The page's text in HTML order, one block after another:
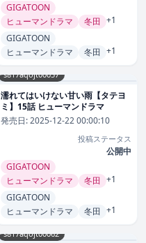
GIGATOON
ヒューマンドラマ
冬田 +1
GIGATOON
ヒューマンドラマ
冬田 +1
s817aqojt00057
濡れてはいけない甘い雨【タテヨ
ミ】15話 ヒューマンドラマ
発売日:2025-12-22 00:00:10
投稿ステータス
公開中
GIGATOON
ヒューマンドラマ
冬田 +1
GIGATOON
ヒューマンドラマ
冬田 +1
s817aqojt00062